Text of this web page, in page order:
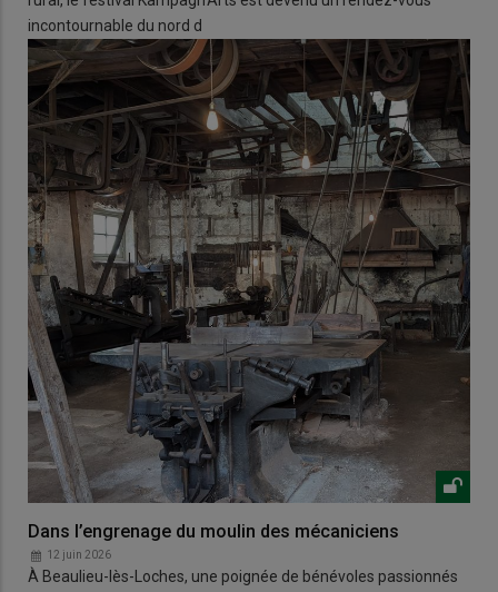
incontournable du nord d
Dans l’engrenage du moulin des mécaniciens
12 juin 2026
À Beaulieu-lès-Loches, une poignée de bénévoles passionnés